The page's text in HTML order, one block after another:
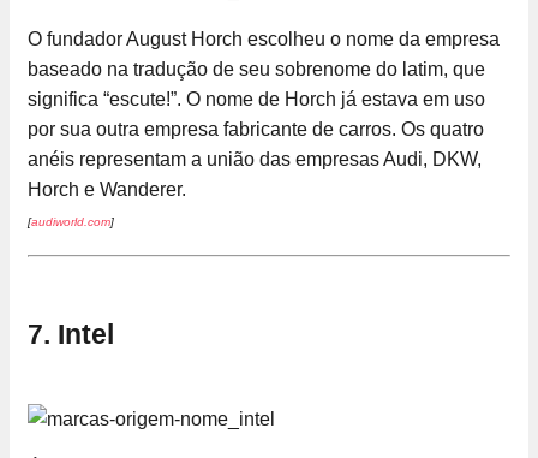
O fundador August Horch escolheu o nome da empresa
baseado na tradução de seu sobrenome do latim, que
significa “escute!”. O nome de Horch já estava em uso
por sua outra empresa fabricante de carros. Os quatro
anéis representam a união das empresas Audi, DKW,
Horch e Wanderer.
[audiworld.com]
7. Intel